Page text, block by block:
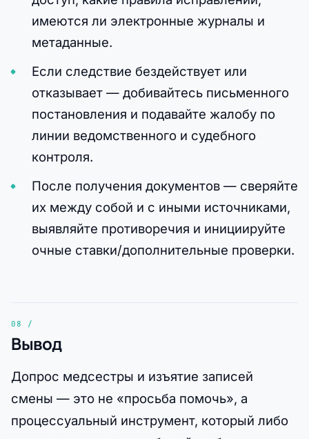
имеются ли электронные журналы и
метаданные.
Если следствие бездействует или
отказывает — добивайтесь письменного
постановления и подавайте жалобу по
линии ведомственного и судебного
контроля.
После получения документов — сверяйте
их между собой и с иными источниками,
выявляйте противоречия и инициируйте
очные ставки/дополнительные проверки.
Вывод
Допрос медсестры и изъятие записей
смены — это не «просьба помочь», а
процессуальный инструмент, который либо